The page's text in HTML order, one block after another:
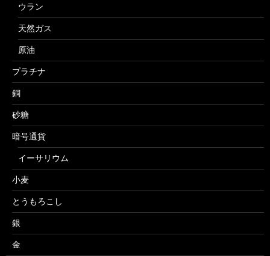
ウラン
天然ガス
原油
プラチナ
銅
砂糖
暗号通貨
イーサリウム
小麦
とうもろこし
銀
金